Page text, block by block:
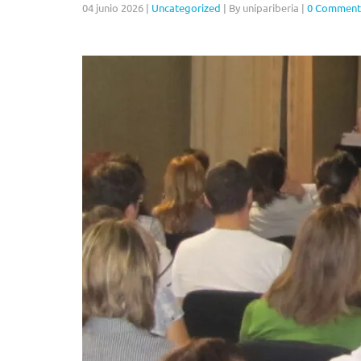
04 junio 2026 | Uncategorized | By unipariberia | 0